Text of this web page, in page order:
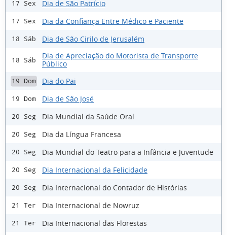
17 Sex Dia de São Patrício
17 Sex Dia da Confiança Entre Médico e Paciente
18 Sáb Dia de São Cirilo de Jerusalém
18 Sáb
Dia de Apreciação do Motorista de Transporte
Público
19 Dom Dia do Pai
19 Dom Dia de São José
20 Seg Dia Mundial da Saúde Oral
20 Seg Dia da Língua Francesa
20 Seg Dia Mundial do Teatro para a Infância e Juventude
20 Seg Dia Internacional da Felicidade
20 Seg Dia Internacional do Contador de Histórias
21 Ter Dia Internacional de Nowruz
21 Ter Dia Internacional das Florestas